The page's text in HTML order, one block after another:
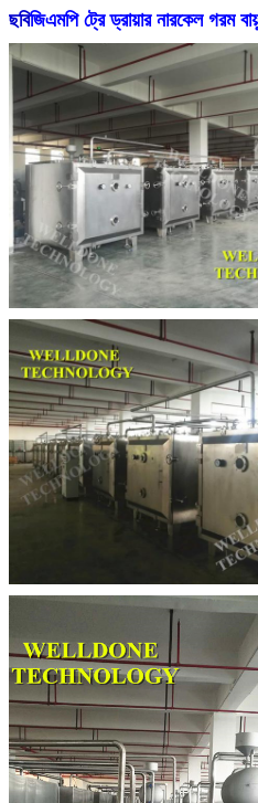
ছবিজিএমপি ট্রে ড্রায়ার নারকেল গরম